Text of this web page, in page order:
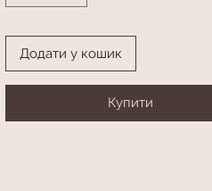
Додати у кошик
Купити